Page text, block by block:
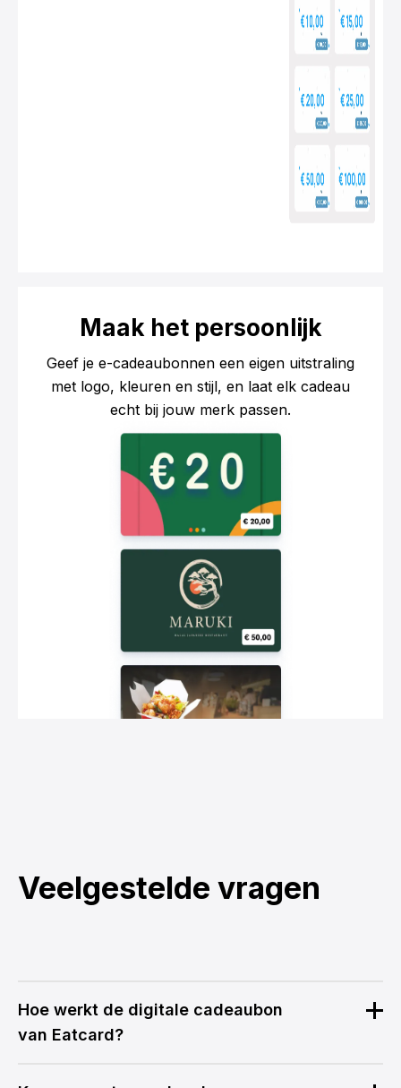
Maak het persoonlijk
Geef je e-cadeaubonnen een eigen uitstraling
met logo, kleuren en stijl, en laat elk cadeau
echt bij jouw merk passen.
Veelgestelde vragen
Hoe werkt de digitale cadeaubon
van Eatcard?